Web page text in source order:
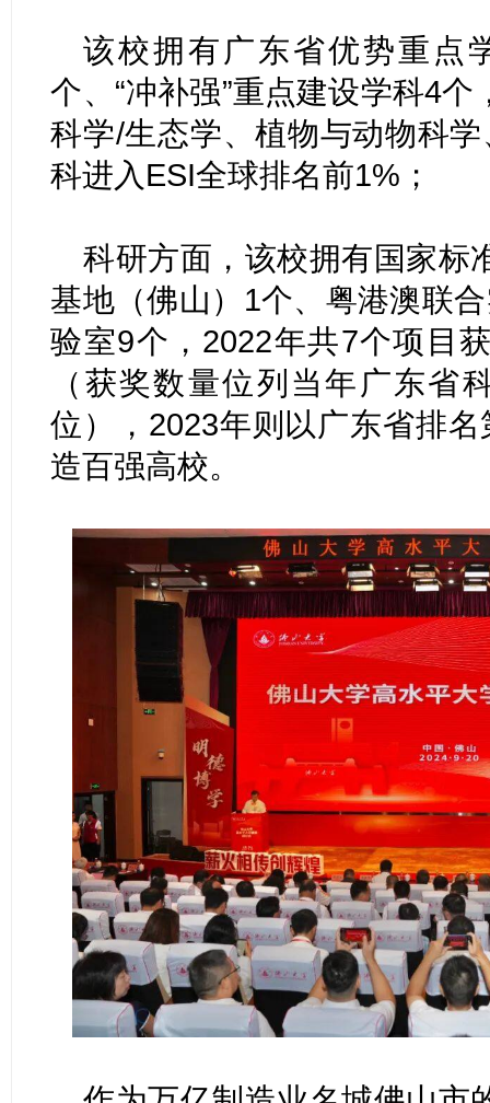
该校拥有广东省优势重点
个、“冲补强”重点建设学科4
科学/生态学、植物与动物科
科进入ESI全球排名前1%；
科研方面，该校拥有国家标
基地（佛山）1个、粤港澳联
验室9个，2022年共7个项目
（获奖数量位列当年广东省
位），2023年则以广东省排
造百强高校。